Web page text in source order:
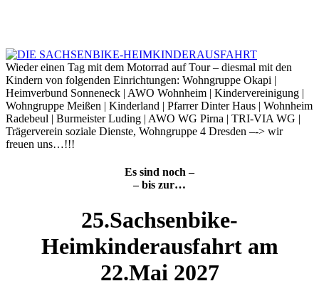
Wieder einen Tag mit dem Motorrad auf Tour – diesmal mit den
Kindern von folgenden Einrichtungen: Wohngruppe Okapi |
Heimverbund Sonneneck | AWO Wohnheim | Kindervereinigung |
Wohngruppe Meißen | Kinderland | Pfarrer Dinter Haus | Wohnheim
Radebeul | Burmeister Luding | AWO WG Pirna | TRI-VIA WG |
Trägerverein soziale Dienste, Wohngruppe 4 Dresden –-> wir
freuen uns…!!!
Es sind noch –
– bis zur…
25.Sachsenbike-
Heimkinderausfahrt am
22.Mai 2027